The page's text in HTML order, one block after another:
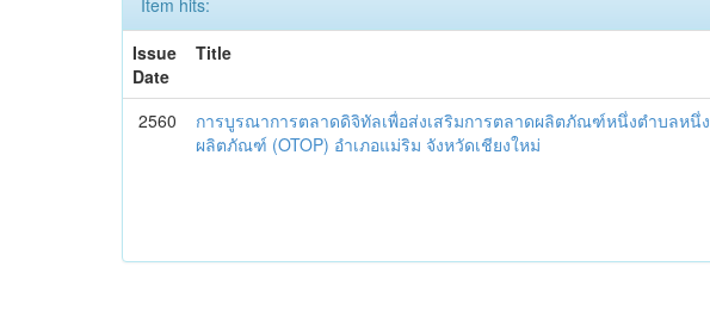
Item hits:
Issue
Date
Title
2560
การบูรณาการตลาดดิจิทัลเพื่อส่งเสริมการตลาดผลิตภัณฑ์หนึ่งตำบลหนึ่ง
ผลิตภัณฑ์ (OTOP) อำเภอแม่ริม จังหวัดเชียงใหม่